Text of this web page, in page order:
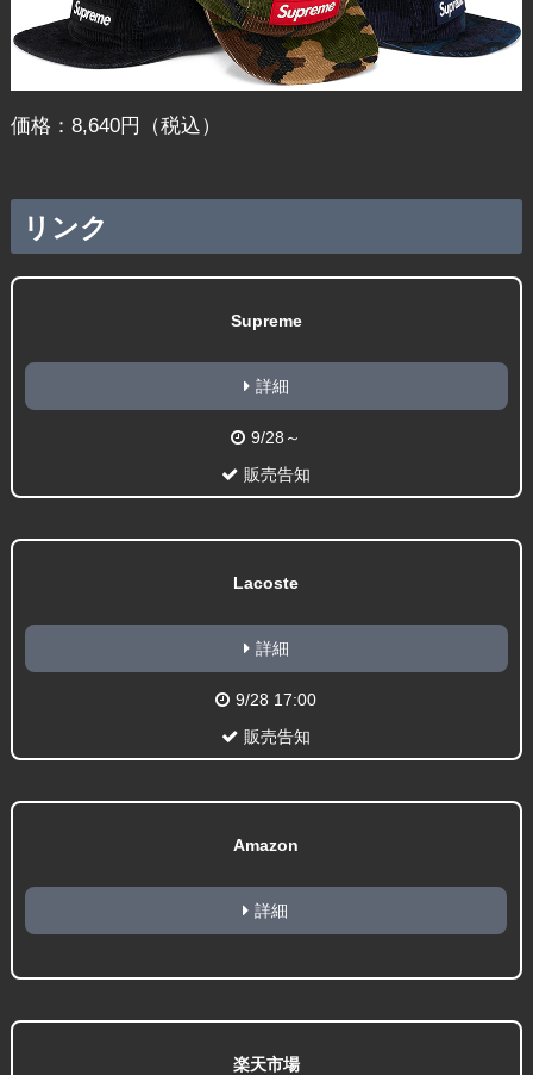
価格：8,640円（税込）
リンク
Supreme
詳細
9/28～
販売告知
Lacoste
詳細
9/28 17:00
販売告知
Amazon
詳細
楽天市場